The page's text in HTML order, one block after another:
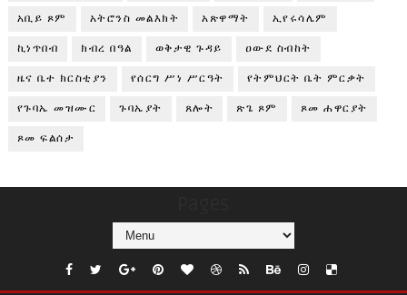
አቢይ ጾም አትሮንስ መልእክት አጽዋማት ኢየሩሳሌም
ኪነጥበብ ክብረ በዓል ወቅታዊ ጉዳይ ዐውደ ስብከት
ዜና ቤተ ክርስቲያን የሰርግ ሥነ ሥርዓት የትምህርት ቤት ምርቃት
የጉባኤ መዝሙር ጉባኤያት ጸሎት ጽጌ ጾም ጾመ ሐዋርያት
ጾመ ፍልሰታ